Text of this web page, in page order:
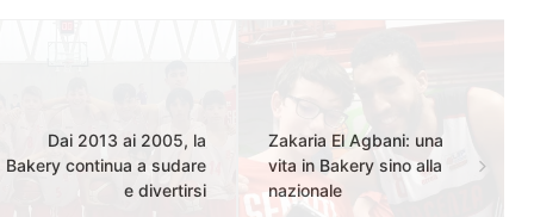
Dai 2013 ai 2005, la
Bakery continua a sudare
e divertirsi
Zakaria El Agbani: una
vita in Bakery sino alla
nazionale